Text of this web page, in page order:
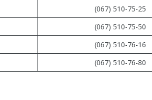
(067) 510-75-25
(067) 510-75-50
(067) 510-76-16
(067) 510-76-80